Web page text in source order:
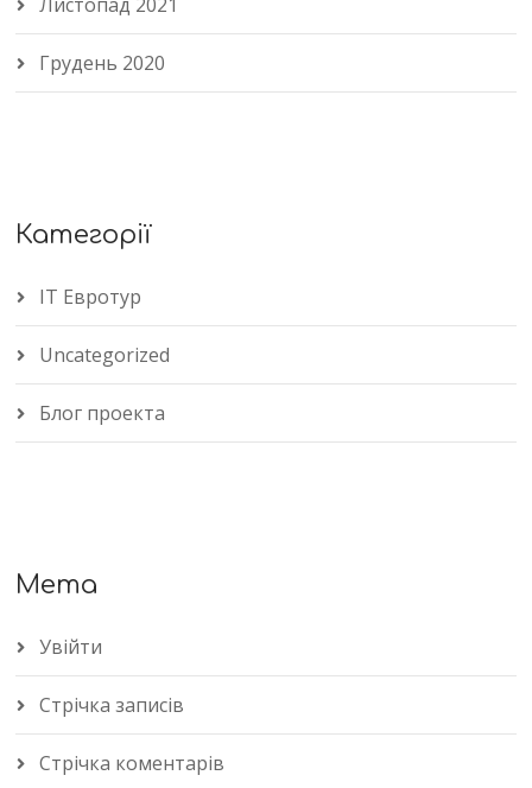
Грудень 2020
Категорії
IT Евротур
Uncategorized
Блог проекта
Мета
Увійти
Стрічка записів
Стрічка коментарів